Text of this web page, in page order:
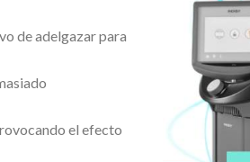
de adelgazar para
el efecto